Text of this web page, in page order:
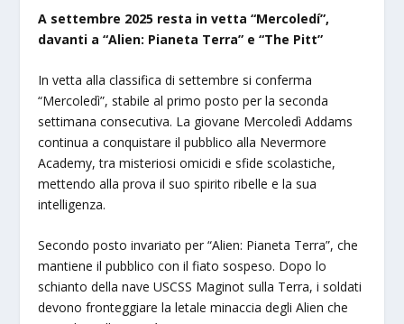
A settembre 2025 resta in vetta “Mercoledí”,
davanti a “Alien: Pianeta Terra” e “The Pitt”
In vetta alla classifica di settembre si conferma
“Mercoledì”, stabile al primo posto per la seconda
settimana consecutiva. La giovane Mercoledì Addams
continua a conquistare il pubblico alla Nevermore
Academy, tra misteriosi omicidi e sfide scolastiche,
mettendo alla prova il suo spirito ribelle e la sua
intelligenza.
Secondo posto invariato per “Alien: Pianeta Terra”, che
mantiene il pubblico con il fiato sospeso. Dopo lo
schianto della nave USCSS Maginot sulla Terra, i soldati
devono fronteggiare la letale minaccia degli Alien che